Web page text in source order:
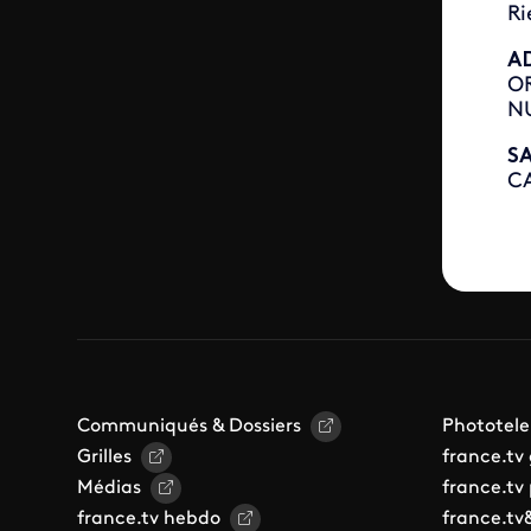
Communiqués & Dossiers
Grilles
Médias
france.tv hebdo
Phototele
france.tv
france.tv